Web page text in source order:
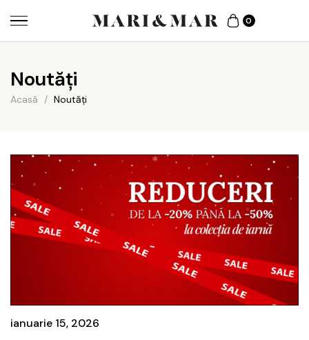
0
Noutăți
Acasă / Noutăți
ianuarie 15, 2026